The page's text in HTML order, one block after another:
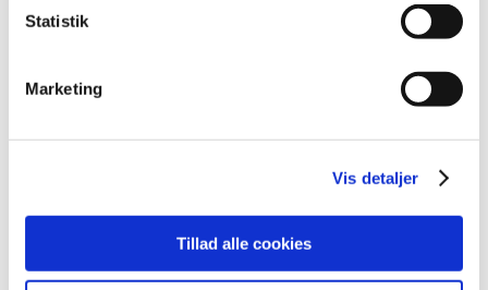
Statistik
Marketing
Vis detaljer
Tillad alle cookies
oktober (2)
juli (1)
2007 (3)